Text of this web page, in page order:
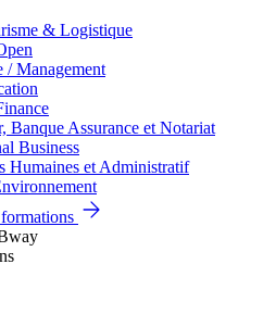
& Logistique
/ Management
Banque Assurance et Notariat
Business
Humaines et Administratif